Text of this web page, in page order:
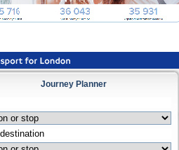
Journey Planner